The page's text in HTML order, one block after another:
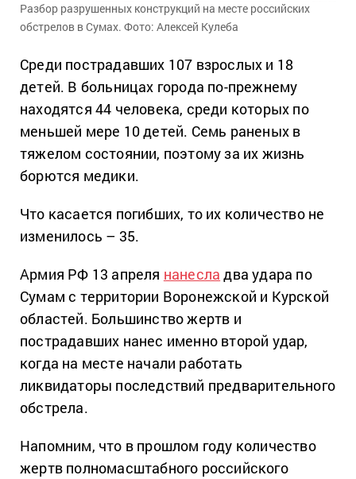
Разбор разрушенных конструкций на месте российских
обстрелов в Сумах. Фото: Алексей Кулеба
Среди пострадавших 107 взрослых и 18
детей. В больницах города по-прежнему
находятся 44 человека, среди которых по
меньшей мере 10 детей. Семь раненых в
тяжелом состоянии, поэтому за их жизнь
борются медики.
Что касается погибших, то их количество не
изменилось – 35.
Армия РФ 13 апреля нанесла два удара по
Сумам с территории Воронежской и Курской
областей. Большинство жертв и
пострадавших нанес именно второй удар,
когда на месте начали работать
ликвидаторы последствий предварительного
обстрела.
Напомним, что в прошлом году количество
жертв полномасштабного российского